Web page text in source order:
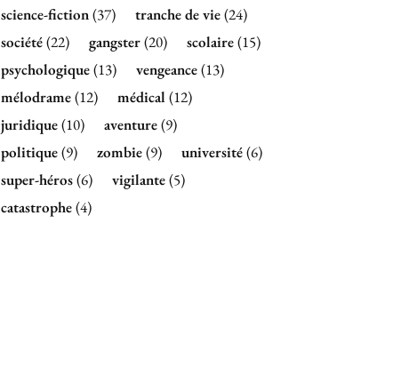
science-fiction(37) tranche de vie(24)
société(22) gangster(20) scolaire(15)
psychologique(13) vengeance(13)
mélodrame(12) médical(12)
juridique(10) aventure(9)
politique(9) zombie(9) université(6)
super-héros(6) vigilante(5)
catastrophe(4)